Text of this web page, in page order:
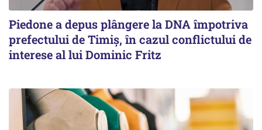
Piedone a depus plângere la DNA împotriva
prefectului de Timiș, în cazul conflictului de
interese al lui Dominic Fritz